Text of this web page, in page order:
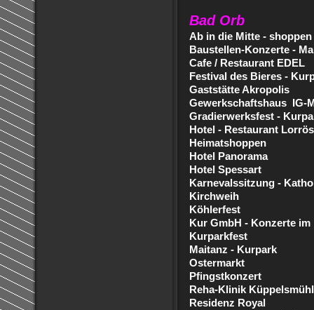
Bad Orb
Ab in die Mitte -
Baustellen-Konzerte -
Cafe / Restaurant EDEL
Festival des Bieres -
Gaststätte Akropolis
Gewerkschaftshaus IG-
Gradierwerksfest -
Hotel - Restaurant
Heimatshoppen
Hotel Panorama
Hotel Spessart
Karnevalssitzung -
Kirchweih
Köhlerfest
Kur GmbH - Konzerte
Kurparkfest
Maitanz - Kurpark
Ostermarkt
Pfingstkonzert
Reha-Klinik
Residenz Royal